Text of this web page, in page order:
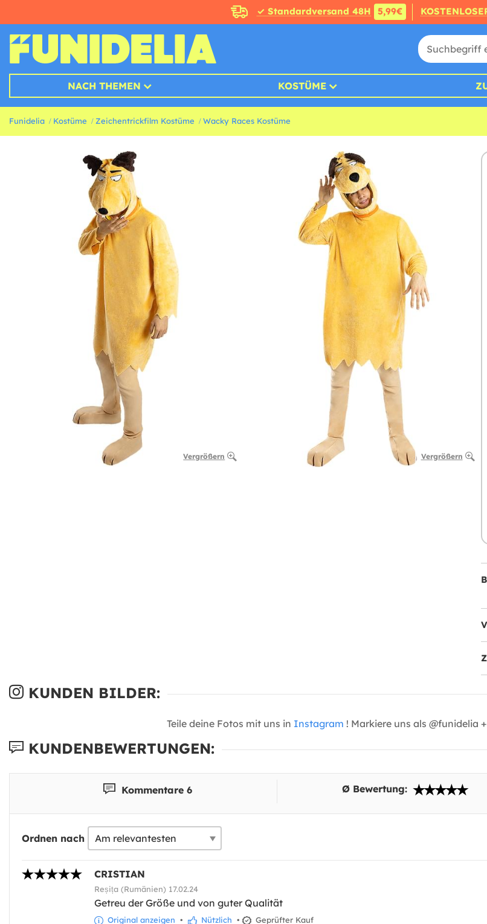
✓ Standardversand 48H 5,99€
NACH THEMEN KOSTÜME
Funidelia Kostüme Zeichentrickfilm Kostüme Wacky Races Kostüme
Vergrößern Vergrößern
KUNDEN BILDER:
Teile deine Fotos mit uns in Instagram ! Markiere uns als @funidelia +
KUNDENBEWERTUNGEN:
Kommentare 6 Ø Bewertung:
Ordnen nach
CRISTIAN
Reșița (Rumänien) 17.02.24
Getreu der Größe und von guter Qualität
Original anzeigen • Nützlich • Geprüfter Kauf